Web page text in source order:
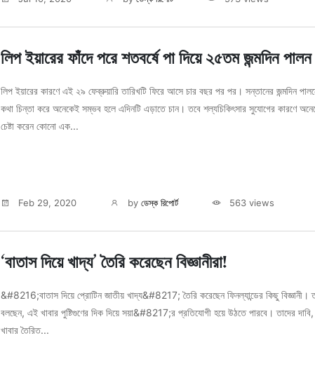
লিপ ইয়ারের ফাঁদে পরে শতবর্ষে পা দিয়ে ২৫তম জন্মদিন পালন
লিপ ইয়ারের কারণে এই ২৯ ফেব্রুয়ারি তারিখটি ফিরে আসে চার বছর পর পর। সন্তানের জন্মদিন
কথা চিন্তা করে অনেকেই সম্ভব হলে এদিনটি এড়াতে চান। তবে শল্যচিকিৎসার সুযোগের কারণে
চেষ্টা করেন কোনো এক...
Feb 29, 2020 byডেস্ক রিপোর্ট 563 views
‘বাতাস দিয়ে খাদ্য’ তৈরি করেছেন বিজ্ঞানীরা!
&#8216;বাতাস দিয়ে প্রোটিন জাতীয় খাদ্য&#8217; তৈরি করেছেন ফিনল্যান্ডের কিছু বিজ্ঞানী।
বলছেন, এই খাবার পুষ্টিগুণের দিক দিয়ে সয়া&#8217;র প্রতিযোগী হয়ে উঠতে পারবে। তাদের
খাবার তৈরিত...